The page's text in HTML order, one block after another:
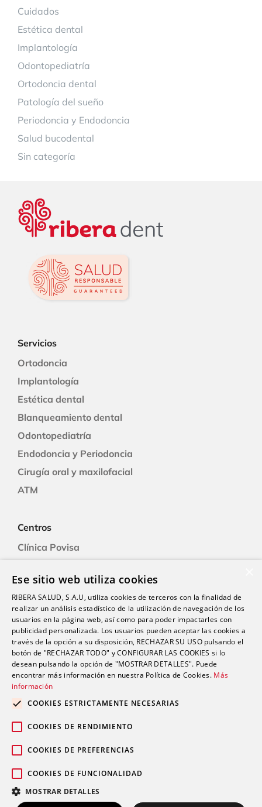
Cuidados
Estética dental
Implantología
Odontopediatría
Ortodoncia dental
Patología del sueño
Periodoncia y Endodoncia
Salud bucodental
Sin categoría
Servicios
Ortodoncia
Implantología
Estética dental
Blanqueamiento dental
Odontopediatría
Endodoncia y Periodoncia
Cirugía oral y maxilofacial
ATM
Centros
Clínica Povisa
Ciudad Quesada
Clínica Cartagena
Clínica A Coruña
Promociones
Blog
Contacto
© 2026 Grupo Ribera |
Política de cookies
Ese sitio web utiliza cookies
RIBERA SALUD, S.A.U, utiliza cookies de terceros con la finalidad de
realizar un análisis estadístico de la utilización de navegación de los
usuarios en la página web, así como para poder impactarles con
publicidad personalizada. Los usuarios pueden aceptar las cookies a
través de la opción a su disposición, RECHAZAR SU USO pulsando el
botón de "RECHAZAR TODO" y CONFIGURAR LAS COOKIES si lo
desean pulsando la opción de "MOSTRAR DETALLES". Puede
encontrar más información en nuestra Política de Cookies. Más
información
COOKIES ESTRICTAMENTE NECESARIAS
COOKIES DE RENDIMIENTO
COOKIES DE PREFERENCIAS
COOKIES DE FUNCIONALIDAD
MOSTRAR DETALLES